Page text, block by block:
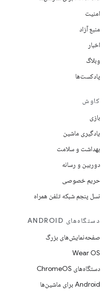
امنیت
منبع آزاد
اخبار
وبلاگ
پادکست‌ها
کاوش
بازی
یادگیری ماشین
بهداشت و سلامت
دوربین و رسانه
حریم خصوصی
نسل پنجم شبکه تلفن همراه
دستگاه‌های ANDROID
صفحه‌نمایش‌های بزرگ
Wear OS
دستگاه‌های ChromeOS
Android برای ماشین‌ها